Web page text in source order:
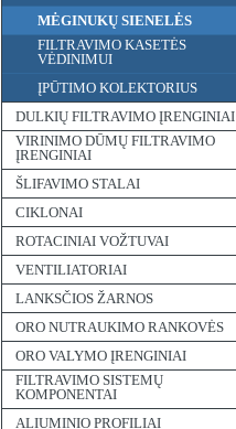
MĖGINUKŲ SIENELĖS
FILTRAVIMO KASETĖS
VĖDINIMUI
ĮPŪTIMO KOLEKTORIUS
DULKIŲ FILTRAVIMO ĮRENGINIAI
VIRINIMO DŪMŲ FILTRAVIMO
ĮRENGINIAI
ŠLIFAVIMO STALAI
CIKLONAI
ROTACINIAI VOŽTUVAI
VENTILIATORIAI
LANKSČIOS ŽARNOS
ORO NUTRAUKIMO RANKOVĖS
ORO VALYMO ĮRENGINIAI
FILTRAVIMO SISTEMŲ
KOMPONENTAI
ALIUMINIO PROFILIAI